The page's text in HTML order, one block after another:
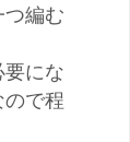
編む
にな
ので程